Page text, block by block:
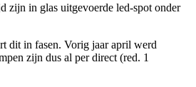
zijn in glas uitgevoerde led-spot onder
dit in fasen. Vorig jaar april werd
zijn dus al per direct (red. 1